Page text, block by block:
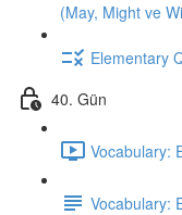
(May, Might ve
Elementary
40. Gün
Vocabulary:
Vocabulary: